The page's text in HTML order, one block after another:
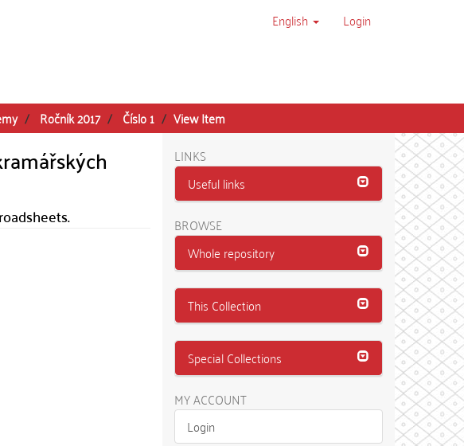
English Login
Ročník 2017 Číslo 1 View Item
LINKS
Useful links
BROWSE
Whole repository
This Collection
Special Collections
MY ACCOUNT
Login